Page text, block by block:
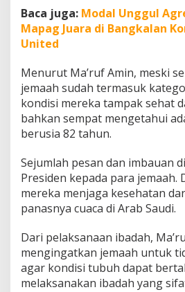
c
e
h
Baca juga: Modal Unggul
Mapag Juara di Bangkalan
United
Menurut Ma’ruf Amin, meski
jemaah sudah termasuk
kondisi mereka tampak sehat
bahkan sempat mengetahui
berusia 82 tahun.
Sejumlah pesan dan imbauan
Presiden kepada para jemaah.
mereka menjaga kesehatan
panasnya cuaca di Arab Saudi.
Dari pelaksanaan ibadah,
mengingatkan jemaah untuk
agar kondisi tubuh dapat
melaksanakan ibadah yang